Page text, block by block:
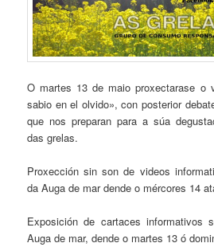
O martes 13 de maio proxectarase o
sabio en el olvido», con posterior
que nos preparan para a súa
das grelas.
Proxección sin son de videos
da Auga de mar dende o mércores 14
Exposición de cartaces informativos
Auga de mar, dende o martes 13 ó